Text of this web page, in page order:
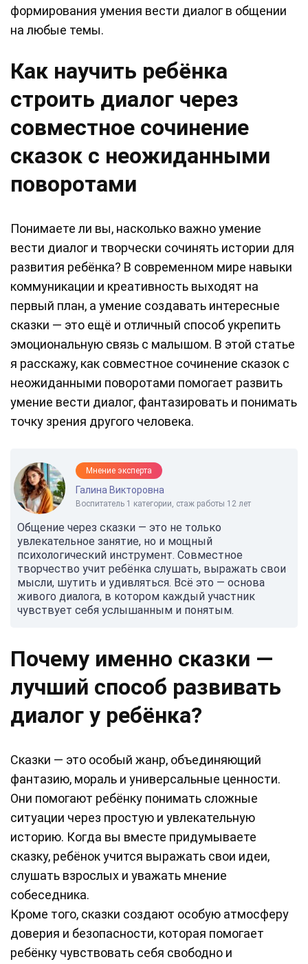
формирования умения вести диалог в общении
на любые темы.
Как научить ребёнка
строить диалог через
совместное сочинение
сказок с неожиданными
поворотами
Понимаете ли вы, насколько важно умение
вести диалог и творчески сочинять истории для
развития ребёнка? В современном мире навыки
коммуникации и креативность выходят на
первый план, а умение создавать интересные
сказки — это ещё и отличный способ укрепить
эмоциональную связь с малышом. В этой статье
я расскажу, как совместное сочинение сказок с
неожиданными поворотами помогает развить
умение вести диалог, фантазировать и понимать
точку зрения другого человека.
Мнение эксперта
Галина Викторовна
Воспитатель 1 категории, стаж работы 12 лет
Общение через сказки — это не только
увлекательное занятие, но и мощный
психологический инструмент. Совместное
творчество учит ребёнка слушать, выражать свои
мысли, шутить и удивляться. Всё это — основа
живого диалога, в котором каждый участник
чувствует себя услышанным и понятым.
Почему именно сказки —
лучший способ развивать
диалог у ребёнка?
Сказки — это особый жанр, объединяющий
фантазию, мораль и универсальные ценности.
Они помогают ребёнку понимать сложные
ситуации через простую и увлекательную
историю. Когда вы вместе придумываете
сказку, ребёнок учится выражать свои идеи,
слушать взрослых и уважать мнение
собеседника.
Кроме того, сказки создают особую атмосферу
доверия и безопасности, которая помогает
ребёнку чувствовать себя свободно и